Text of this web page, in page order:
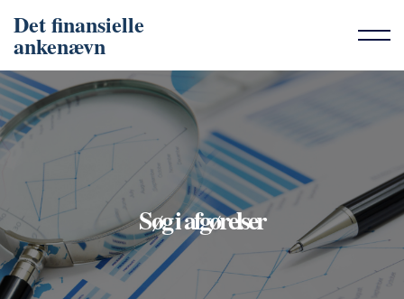
Det finansielle
ankenævn
Søg i afgørelser